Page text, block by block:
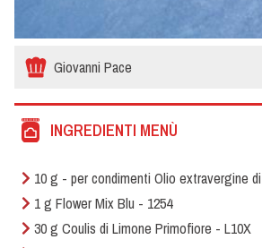
Giovanni Pace
INGREDIENTI MENÙ
10 g - per condimenti Olio extravergine
1 g Flower Mix Blu - 1254
30 g Coulis di Limone Primofiore - L10X